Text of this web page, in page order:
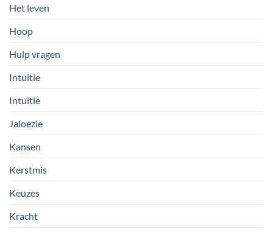
Het leven
Hoop
Hulp vragen
Intuitie
Intuïtie
Jaloezie
Kansen
Kerstmis
Keuzes
Kracht